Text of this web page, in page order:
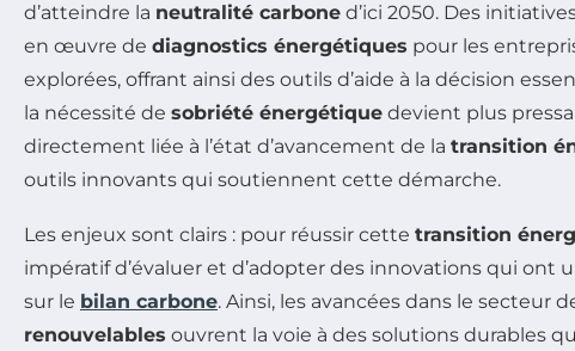
d’atteindre la neutralité carbone d’ici 2050. Des
en œuvre de diagnostics énergétiques pour les
explorées, offrant ainsi des outils d’aide à la décision
la nécessité de sobriété énergétique devient plus
directement liée à l’état d’avancement de la transition
outils innovants qui soutiennent cette démarche.
Les enjeux sont clairs : pour réussir cette transition
impératif d’évaluer et d’adopter des innovations qui ont
sur le bilan carbone. Ainsi, les avancées dans le secteur
renouvelables ouvrent la voie à des solutions durables